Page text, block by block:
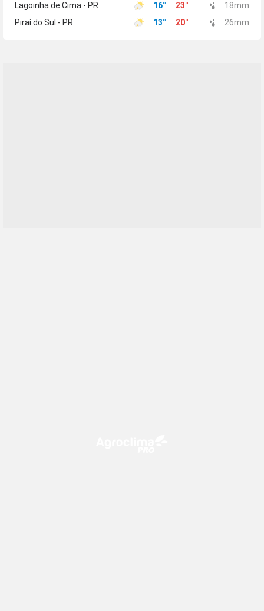
Lagoinha de Cima - PR
16° 23° 18mm
Piraí do Sul - PR
13° 20° 26mm